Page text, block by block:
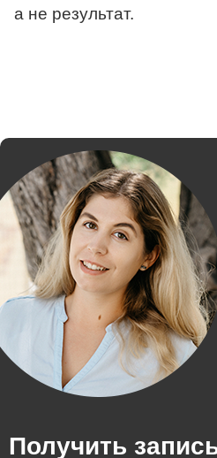
а не результат.
Получить